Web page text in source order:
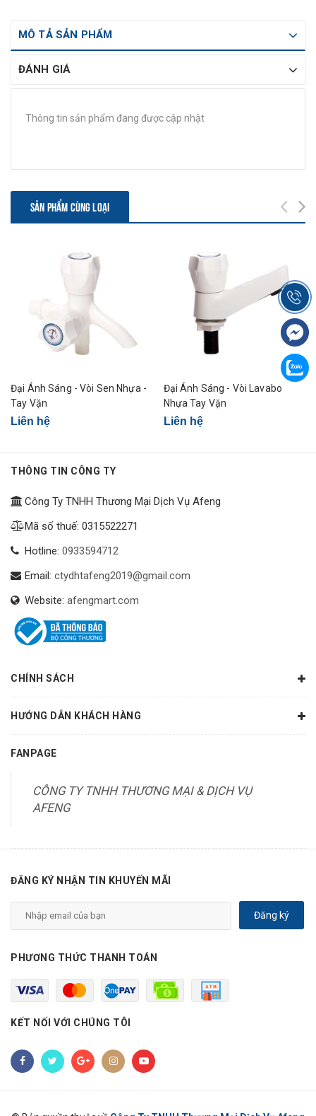
MÔ TẢ SẢN PHẨM
ĐÁNH GIÁ
Thông tin sản phẩm đang được cập nhật
SẢN PHẨM CÙNG LOẠI
Đại Ánh Sáng - Vòi Sen Nhựa -
Tay Vặn
Liên hệ
Đại Ánh Sáng - Vòi Lavabo
Nhựa Tay Vặn
Liên hệ
THÔNG TIN CÔNG TY
Công Ty TNHH Thương Mại Dịch Vụ Afeng
Mã số thuế: 0315522271
Hotline: 0933594712
Email: ctydhtafeng2019@gmail.com
Website: afengmart.com
CHÍNH SÁCH
HƯỚNG DẪN KHÁCH HÀNG
FANPAGE
CÔNG TY TNHH THƯƠNG MẠI & DỊCH VỤ
AFENG
ĐĂNG KÝ NHẬN TIN KHUYẾN MÃI
Đăng ký
PHƯƠNG THỨC THANH TOÁN
KẾT NỐI VỚI CHÚNG TÔI